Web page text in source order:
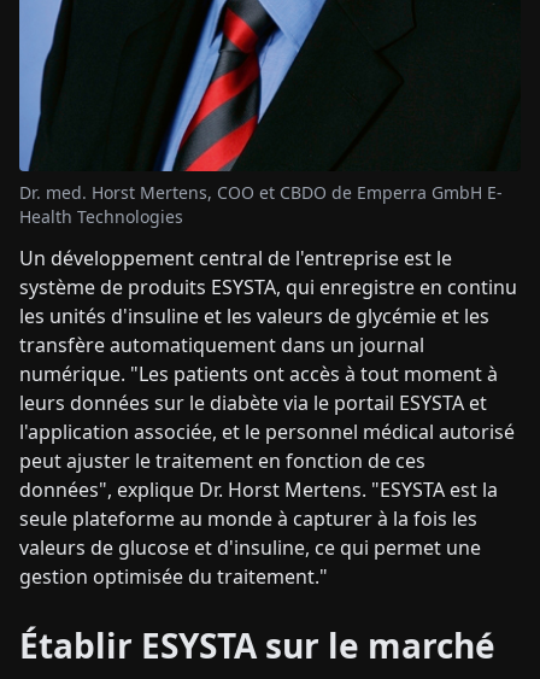
Dr. med. Horst Mertens, COO et CBDO de Emperra GmbH E-
Health Technologies
Un développement central de l'entreprise est le
système de produits ESYSTA, qui enregistre en continu
les unités d'insuline et les valeurs de glycémie et les
transfère automatiquement dans un journal
numérique. "Les patients ont accès à tout moment à
leurs données sur le diabète via le portail ESYSTA et
l'application associée, et le personnel médical autorisé
peut ajuster le traitement en fonction de ces
données", explique Dr. Horst Mertens. "ESYSTA est la
seule plateforme au monde à capturer à la fois les
valeurs de glucose et d'insuline, ce qui permet une
gestion optimisée du traitement."
Établir ESYSTA sur le marché